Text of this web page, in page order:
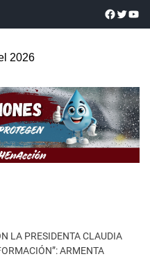
2026
LA PRESIDENTA CLAUDIA
ARMENTA